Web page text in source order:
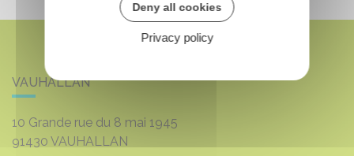
VAUHALLAN
10 Grande rue du 8 mai 1945
91430 VAUHALLAN
Deny all cookies
Privacy policy